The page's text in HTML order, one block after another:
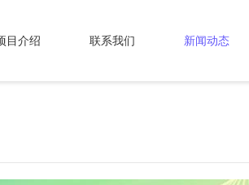
目介绍 联系我们 新闻动态